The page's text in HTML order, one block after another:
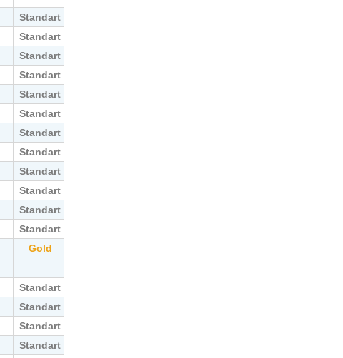
Standart
Standart
Standart
Standart
Standart
Standart
Standart
Standart
Standart
Standart
Standart
Standart
Gold
Standart
Standart
Standart
Standart